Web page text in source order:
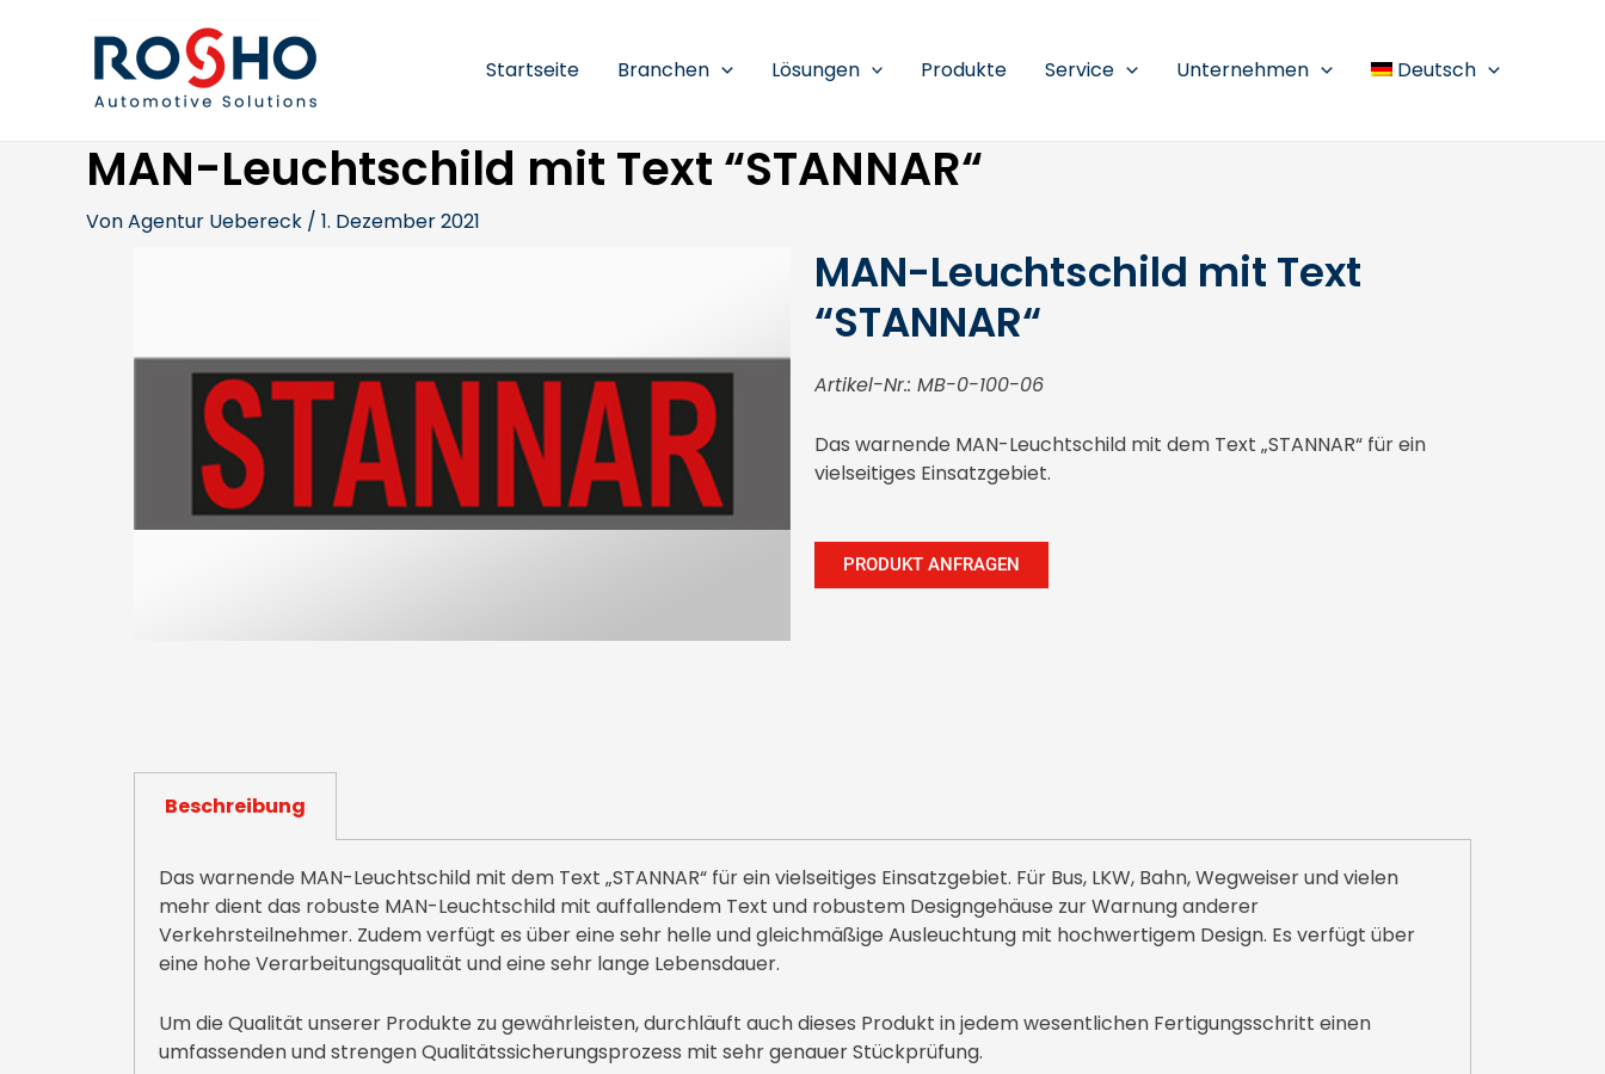
Startseite Branchen Lösungen Produkte Service Unternehmen Deutsch
MAN-Leuchtschild mit Text “STANNAR“
VonAgentur Uebereck / 1. Dezember 2021
MAN-Leuchtschild mit Text
“STANNAR“
Artikel-Nr.: MB-0-100-06
Das warnende MAN-Leuchtschild mit dem Text „STANNAR“ für ein
vielseitiges Einsatzgebiet.
PRODUKT ANFRAGEN
Beschreibung
Das warnende MAN-Leuchtschild mit dem Text „STANNAR“ für ein vielseitiges Einsatzgebiet. Für Bus, LKW, Bahn, Wegweiser und vielen
mehr dient das robuste MAN-Leuchtschild mit auffallendem Text und robustem Designgehäuse zur Warnung anderer
Verkehrsteilnehmer. Zudem verfügt es über eine sehr helle und gleichmäßige Ausleuchtung mit hochwertigem Design. Es verfügt über
eine hohe Verarbeitungsqualität und eine sehr lange Lebensdauer.
Um die Qualität unserer Produkte zu gewährleisten, durchläuft auch dieses Produkt in jedem wesentlichen Fertigungsschritt einen
umfassenden und strengen Qualitätssicherungsprozess mit sehr genauer Stückprüfung.